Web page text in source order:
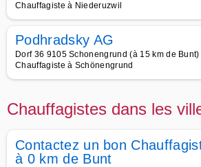
Chauffagiste à Niederuzwil
Podhradsky AG
Dorf 36 9105 Schonengrund (à 15 km de Bunt)
Chauffagiste à Schönengrund
Chauffagistes dans les
Contactez un bon
à 0 km de Bunt